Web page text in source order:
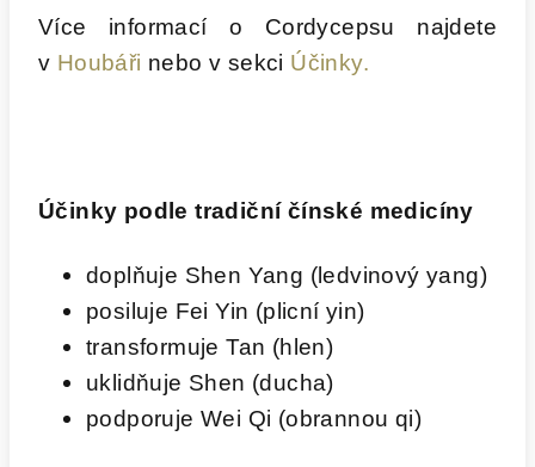
Více informací o Cordycepsu najdete
v Houbáři nebo v sekci Účinky.
Účinky podle tradiční čínské medicíny
doplňuje Shen Yang (ledvinový yang)
posiluje Fei Yin (plicní yin)
transformuje Tan (hlen)
uklidňuje Shen (ducha)
podporuje Wei Qi (obrannou qi)